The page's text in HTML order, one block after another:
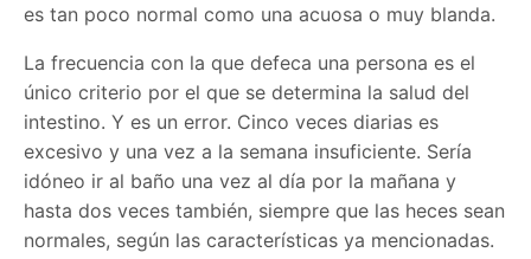
es tan poco normal como una acuosa o muy blanda.
La frecuencia con la que defeca una persona es el
único criterio por el que se determina la salud del
intestino. Y es un error. Cinco veces diarias es
excesivo y una vez a la semana insuficiente. Sería
idóneo ir al baño una vez al día por la mañana y
hasta dos veces también, siempre que las heces sean
normales, según las características ya mencionadas.